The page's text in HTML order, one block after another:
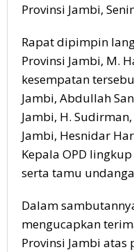
Provinsi Jambi,
Rapat dipimpin
Provinsi Jambi, M.
kesempatan
Jambi, Abdullah
Jambi, H.
Jambi, Hesnidar
Kepala OPD
serta tamu
Dalam
mengucapkan
Provinsi Jambi